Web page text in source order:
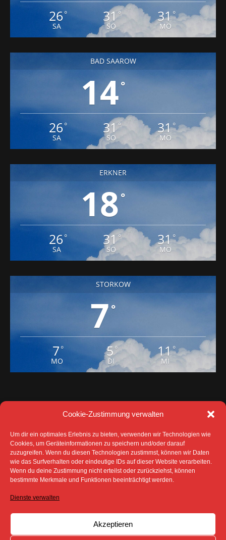
Cookie-Zustimmung verwalten
Um dir ein optimales Erlebnis zu bieten, verwenden wir Technologien wie
Cookies, um Geräteinformationen zu speichern und/oder darauf
zuzugreifen. Wenn du diesen Technologien zustimmst, können wir Daten
wie das Surfverhalten oder eindeutige IDs auf dieser Website verarbeiten.
Wenn du deine Zustimmung nicht erteilst oder zurückziehst, können
bestimmte Merkmale und Funktionen beeinträchtigt werden.
Dienste verwalten
Akzeptieren
26 °
SA
31°
SO
31°
MO
BAD SAAROW
14°
26 °
SA
31°
SO
31°
MO
ERKNER
18 °
26 °
SA
31°
SO
31°
MO
STORKOW
7°
7 °
MO
5°
DI
11°
MI
DATENSCHUTZ
IMPRESSUM
COOKIE-RICHTLINIE (EU)
SÄMTLICHE TEXTE, BILDER UND ANDERE
SOFERN NICHT ANDERS GEKENNZEICHNET- DEM
COPYRIGHT DES SPREEBOTE ONLINE ODER WERDEN
MIT ERLAUBNIS DER RECHTEINHABER
VERÖFFENTLICHT.